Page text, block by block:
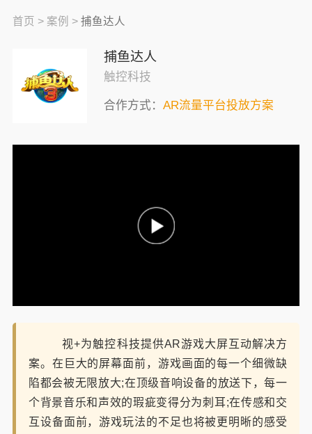
首页 > 案例 > 捕鱼达人
捕鱼达人
触控科技
合作方式：AR流量平台投放方案
视+为触控科技提供AR游戏大屏互动解决方
案。在巨大的屏幕面前，游戏画面的每一个细微缺
陷都会被无限放大;在顶级音响设备的放送下，每一
个背景音乐和声效的瑕疵变得分为刺耳;在传感和交
互设备面前，游戏玩法的不足也将被更明晰的感受